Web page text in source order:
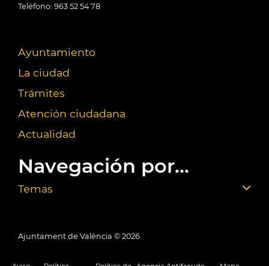
Teléfono: 963 52 54 78
Ayuntamiento
La ciudad
Trámites
Atención ciudadana
Actualidad
Navegación por...
Temas
Ajuntament de València © 2026